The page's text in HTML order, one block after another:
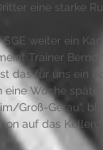
eine starke
SGE weiter ein
Trainer Bernd
das für uns ein
eine Woche
Groß-Gerau“,
auf das